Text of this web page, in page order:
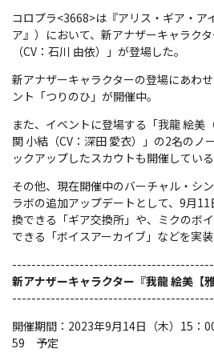
コロプラ<3668>は『アリス・ギア・ア
ア』）において、新アナザーキャラクタ
（CV：石川 由依）」が登場した。
新アナザーキャラクターの登場にあわ
ント「つりのひ」が開催中。
また、イベントに登場する「我龍 絵美
関 小結（CV：深田 愛衣）」の2名の
ックアップしたスカウトも開催している
その他、現在開催中のバーチャル・シ
ラボの追加アップデートとして、9月
換できる「ギア交換所」や、ミクのボ
できる「ボイスアーカイブ」などを実装
新アナザーキャラクター『我龍 絵美【
開催期間：2023年9月14日（木）15：
59 予定